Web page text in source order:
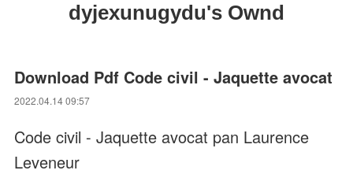
dyjexunugydu's Ownd
Download Pdf Code civil - Jaquette avocat
2022.04.14 09:57
Code civil - Jaquette avocat pan Laurence
Leveneur